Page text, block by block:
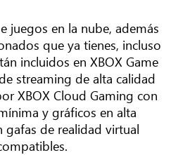
juegos en la nube, además
que ya tienes, incluso
incluidos en XBOX Game
streaming de alta calidad
XBOX Cloud Gaming con
y gráficos en alta
gafas de realidad virtual